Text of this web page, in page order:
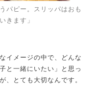
パピー。スリッパはおも
きます」
イメージの中で、どんな
と一緒にいたい」と思っ
、とても大切なんです。